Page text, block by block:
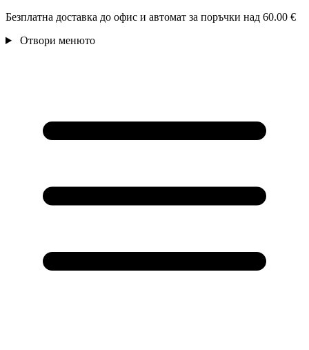
Безплатна доставка до офис и автомат за поръчки над 60.00 €
Отвори менюто